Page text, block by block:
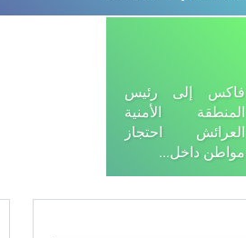
فاكس إلى رئيس
المنطقة الأمنية
العرائش احتجاز
مواطن داخل…